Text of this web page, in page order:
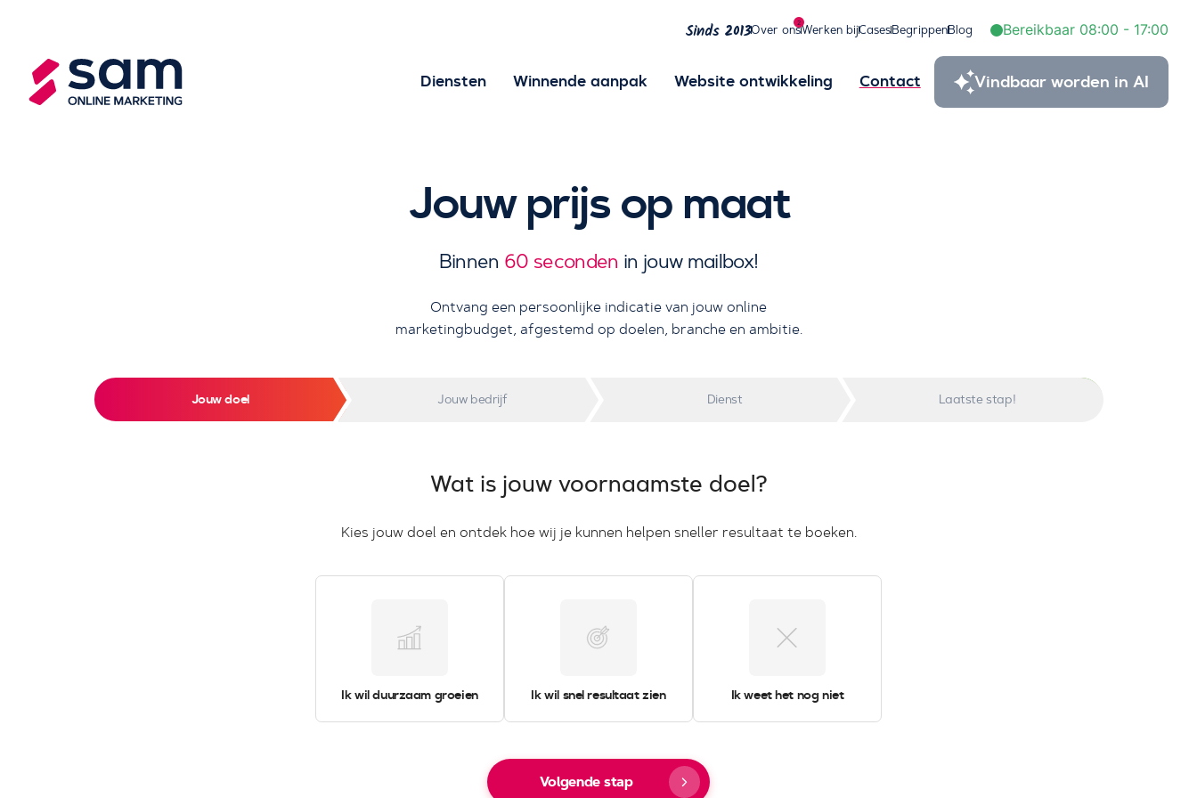
Sinds 2013Over ons
2
Werken bijCasesBegrippenBlog Bereikbaar 08:00 - 17:00
Diensten Winnende aanpak Website ontwikkeling Contact Vindbaar worden in AI
Jouw prijs op maat
Binnen 60 seconden in jouw mailbox!
Ontvang een persoonlijke indicatie van jouw online
marketingbudget, afgestemd op doelen, branche en ambitie.
Jouw doel Jouw bedrijf Dienst Laatste stap!
Wat is jouw voornaamste doel?
Kies jouw doel en ontdek hoe wij je kunnen helpen sneller resultaat te boeken.
Ik wil duurzaam groeien Ik wil snel resultaat zien Ik weet het nog niet
Volgende stap